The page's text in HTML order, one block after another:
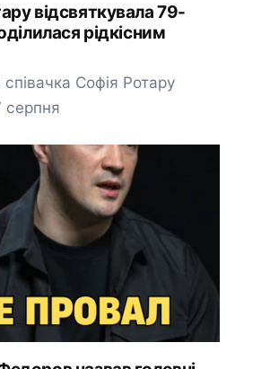
відсвяткувала 79-
рідкісним
співачка Софія Ротару
серпня